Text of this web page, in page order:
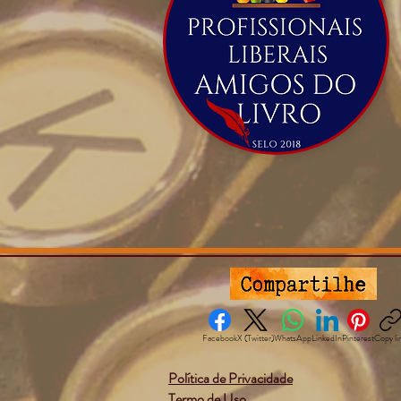
FacebookX (Twitter)WhatsAppLinkedInPinterestCopy
Política de Privacidade